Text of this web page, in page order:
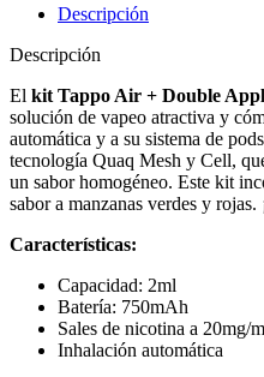
Descripción
Descripción
El kit Tappo Air + Double
solución de vapeo atractiva y
automática y a su sistema de
tecnología Quaq Mesh y Cell,
un sabor homogéneo. Este kit
sabor a manzanas verdes y
Características:
Capacidad: 2ml
Batería: 750mAh
Sales de nicotina a 20mg/
Inhalación automática